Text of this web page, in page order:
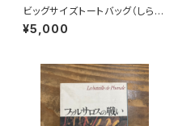
ビッグサイズトートバッグ（しらた
まカレンダースピンアウト）
¥5,000